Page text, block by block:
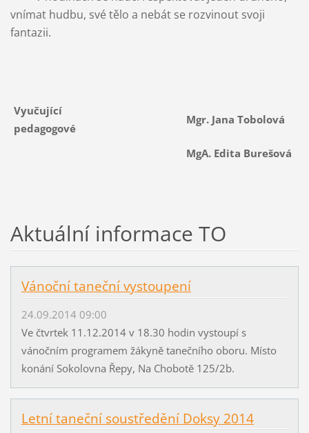
vnímat hudbu, své tělo a nebát se rozvinout svoji
fantazii.
Vyučující
pedagogové
Mgr. Jana Tobolová
MgA. Edita Burešová
Aktuální informace TO
Vánoční taneční vystoupení
24.09.2014 09:00
Ve čtvrtek 11.12.2014 v 18.30 hodin vystoupí s
vánočním programem žákyně tanečního oboru. Místo
konání Sokolovna Řepy, Na Chobotě 125/2b.
Letní taneční soustředění Doksy 2014